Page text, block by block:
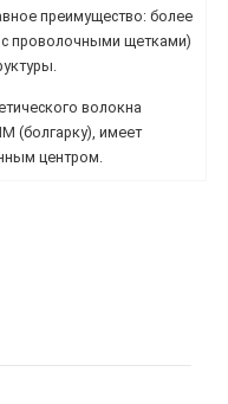
преимущество: более
с проволочными щетками)
волокна
(болгарку), имеет
центром.